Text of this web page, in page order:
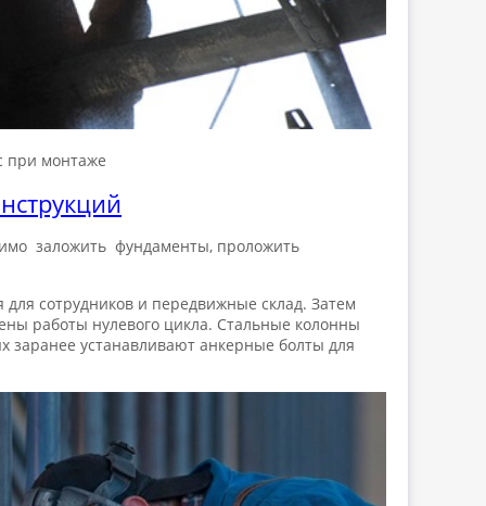
при монтаже
заложить фундаменты, проложить
сотрудников и передвижные склад. Затем
работы нулевого цикла. Стальные колонны
устанавливают анкерные болты для